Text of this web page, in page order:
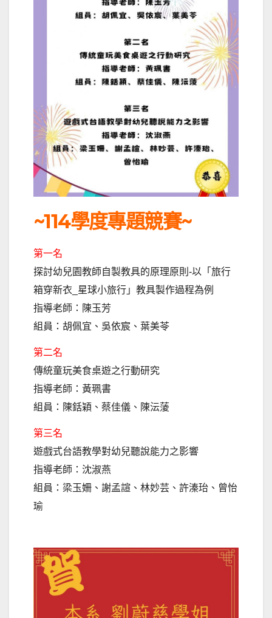
~114學度專題競賽~
第一名
探討幼兒園教師自製教具的原理原則-以「旅行
箱穿新衣_星球小旅行」教具製作過程為例
指導老師：陳玉芳
組員：胡佩宜、吳依宸、葉美苓
第二名
傳統童玩美食桌遊之行動研究
指導老師：黃珮書
組員：陳銛穎、蔡佳儀、陳沄蔆
第三名
遊戲式台語教學對幼兒聽說能力之影響
指導老師：沈淑燕
組員：梁玉姍、謝孟諠、林妙芸、許溱珆、曾怡
瑜